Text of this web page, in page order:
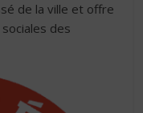
de la ville et offre
des